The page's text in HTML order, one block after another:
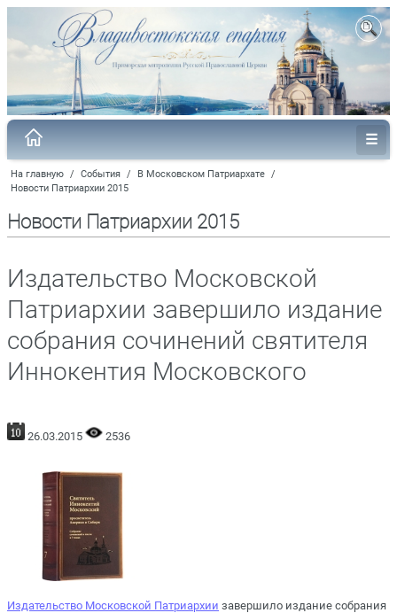
На главную / События / В Московском Патриархате /
Новости Патриархии 2015
Новости Патриархии 2015
Издательство Московской
Патриархии завершило издание
собрания сочинений святителя
Иннокентия Московского
26.03.2015 2536
Издательство Московской Патриархии завершило издание собрания